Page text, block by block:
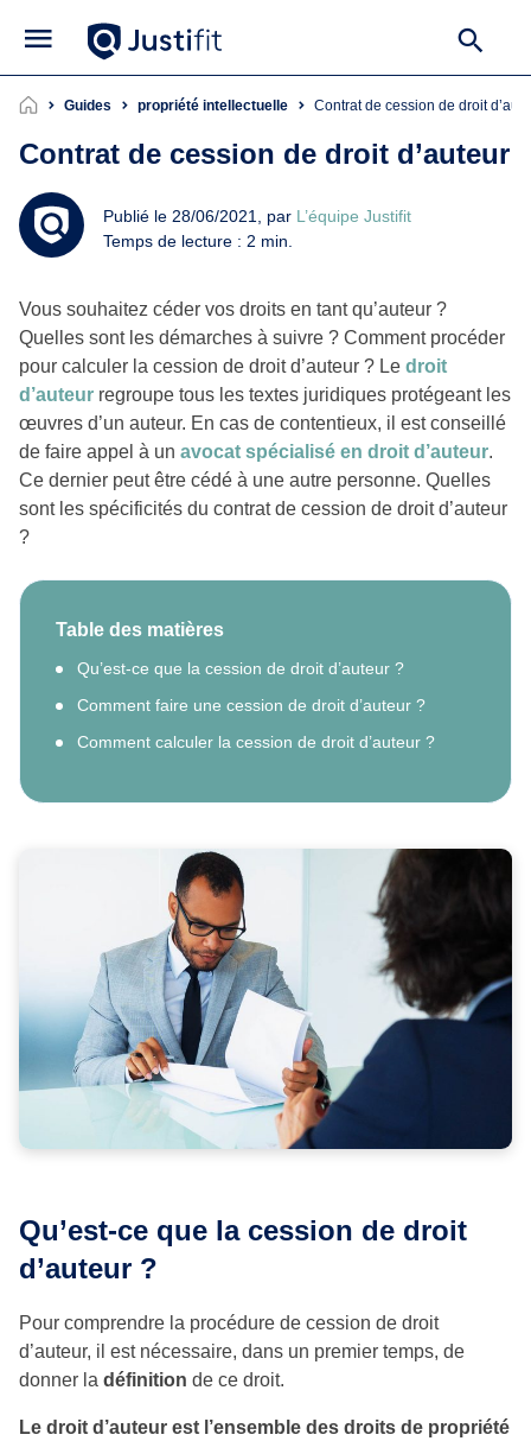
Guides propriété intellectuelle Contrat de cession de droit
Contrat de cession de droit d’auteur
Publié le 28/06/2021, par L’équipe Justifit
Temps de lecture : 2 min.
Vous souhaitez céder vos droits en tant qu’auteur ?
Quelles sont les démarches à suivre ? Comment procéder
pour calculer la cession de droit d’auteur ? Le droit
d’auteur regroupe tous les textes juridiques protégeant les
œuvres d’un auteur. En cas de contentieux, il est conseillé
de faire appel à un avocat spécialisé en droit d’auteur.
Ce dernier peut être cédé à une autre personne. Quelles
sont les spécificités du contrat de cession de droit d’auteur
?
Table des matières
Qu’est-ce que la cession de droit d’auteur ?
Comment faire une cession de droit d’auteur ?
Comment calculer la cession de droit d’auteur ?
Qu’est-ce que la cession de droit
d’auteur ?
Pour comprendre la procédure de cession de droit
d’auteur, il est nécessaire, dans un premier temps, de
donner la définition de ce droit.
Le droit d’auteur est l’ensemble des droits de propriété